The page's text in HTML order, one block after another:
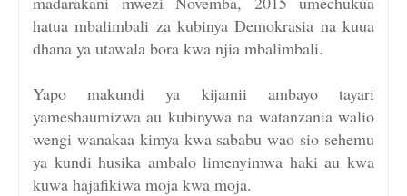
hatua mbalimbali za kubinya Demokrasia na kuua
dhana ya utawala bora kwa njia mbalimbali.
Yapo makundi ya kijamii ambayo tayari
yameshaumizwa au kubinywa na watanzania walio
wengi wanakaa kimya kwa sababu wao sio sehemu
ya kundi husika ambalo limenyimwa haki au kwa
kuwa hajafikiwa moja kwa moja.